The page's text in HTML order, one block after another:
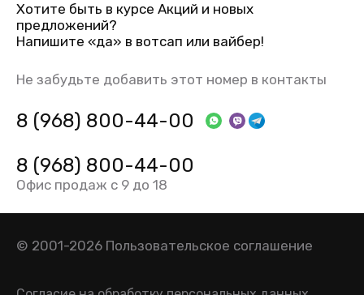
Хотите быть в курсе Акций и новых
предложений?
Напишите «да» в вотсап или вайбер!
Не забудьте добавить этот номер в контакты
8 (968) 800-44-00
8 (968) 800-44-00
Офис продаж с 9 до 18
© 2001-2026 Пользовательское соглашение